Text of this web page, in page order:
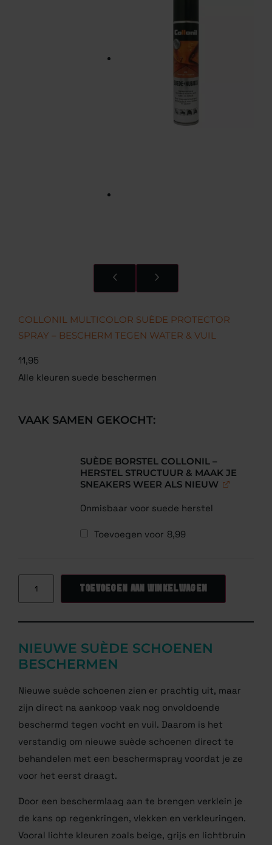
COLLONIL MULTICOLOR SUÈDE PROTECTOR
SPRAY – BESCHERM TEGEN WATER & VUIL
11,95
Alle kleuren suede beschermen
VAAK SAMEN GEKOCHT:
SUÈDE BORSTEL COLLONIL –
HERSTEL STRUCTUUR & MAAK JE
SNEAKERS WEER ALS NIEUW
Onmisbaar voor suede herstel
Toevoegen voor 8,99
TOEVOEGEN AAN WINKELWAGEN
NIEUWE SUÈDE SCHOENEN
BESCHERMEN
Nieuwe suède schoenen zien er prachtig uit, maar
zijn direct na aankoop vaak nog onvoldoende
beschermd tegen vocht en vuil. Daarom is het
verstandig om nieuwe suède schoenen direct te
behandelen met een beschermspray voordat je ze
voor het eerst draagt.
Door een beschermlaag aan te brengen verklein je
de kans op regenkringen, vlekken en verkleuringen.
Vooral lichte kleuren zoals beige, grijs en lichtbruin